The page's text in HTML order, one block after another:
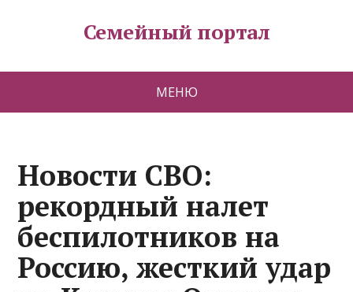
Семейный портал
МЕНЮ
Новости СВО:
рекордный налет
беспилотников на
Россию, жесткий удар